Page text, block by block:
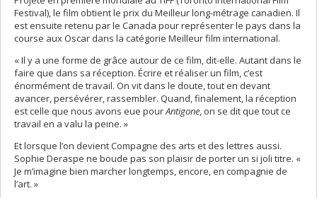
Festival), le film obtient le prix du Meilleur long-métrage canadien. Il
est ensuite retenu par le Canada pour représenter le pays dans la
course aux Oscar dans la catégorie Meilleur film international.
« Il y a une forme de grâce autour de ce film, dit-elle. Autant dans le
faire que dans sa réception. Écrire et réaliser un film, c’est
énormément de travail. On vit dans le doute, tout en devant
avancer, persévérer, rassembler. Quand, finalement, la réception
est celle que nous avons eue pourAntigone , on se dit que tout ce
travail en a valu la peine. »
Et lorsque l’on devient Compagne des arts et des lettres aussi.
Sophie Deraspe ne boude pas son plaisir de porter un si joli titre. «
Je m’imagine bien marcher longtemps, encore, en compagnie de
l’art. »